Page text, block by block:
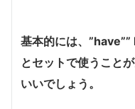
基本的には、
とセットで使うこと
いいでしょう。